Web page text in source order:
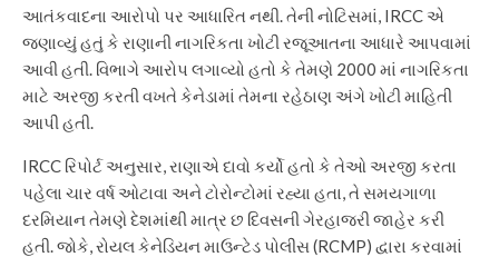
આતંકવાદના આરોપો પર આધારિત નથી. તેની નોટિસમાં, IRCC એ
જણાવ્યું હતું કે રાણાની નાગરિકતા ખોટી રજૂઆતના આધારે આપવામાં
આવી હતી. વિભાગે આરોપ લગાવ્યો હતો કે તેમણે 2000 માં નાગરિકતા
માટે અરજી કરતી વખતે કેનેડામાં તેમના રહેઠાણ અંગે ખોટી માહિતી
આપી હતી.
IRCC રિપોર્ટ અનુસાર, રાણાએ દાવો કર્યો હતો કે તેઓ અરજી કરતા
પહેલા ચાર વર્ષ ઓટાવા અને ટોરોન્ટોમાં રહ્યા હતા, તે સમયગાળા
દરમિયાન તેમણે દેશમાંથી માત્ર છ દિવસની ગેરહાજરી જાહેર કરી
હતી. જોકે, રોયલ કેનેડિયન માઉન્ટેડ પોલીસ (RCMP) દ્વારા કરવામાં